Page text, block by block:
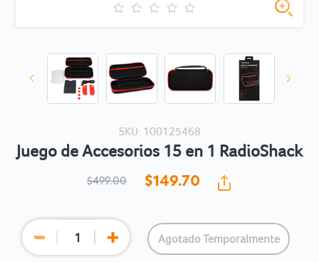
SKU: 100125468
Juego de Accesorios 15 en 1 RadioShack
$499.00 $149.70
Agotado Temporalmente